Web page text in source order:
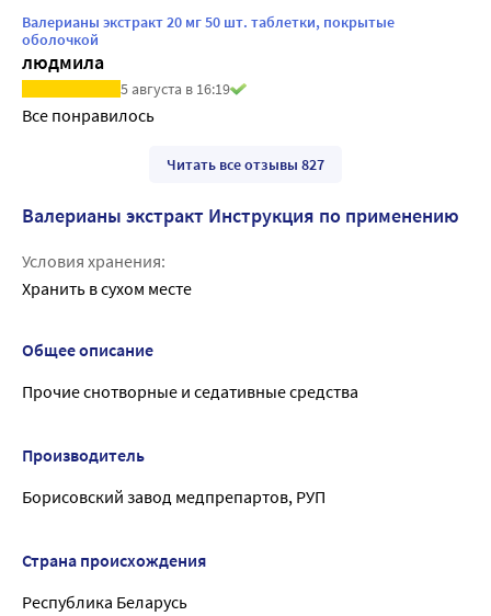
Валерианы экстракт 20 мг 50 шт. таблетки, покрытые
оболочкой
людмила
5 августа в 16:19
Все понравилось
Читать все отзывы 827
Валерианы экстракт Инструкция по применению
Условия хранения:
Хранить в сухом месте
Общее описание
Прочие снотворные и седативные средства
Производитель
Борисовский завод медпрепартов, РУП
Страна происхождения
Республика Беларусь